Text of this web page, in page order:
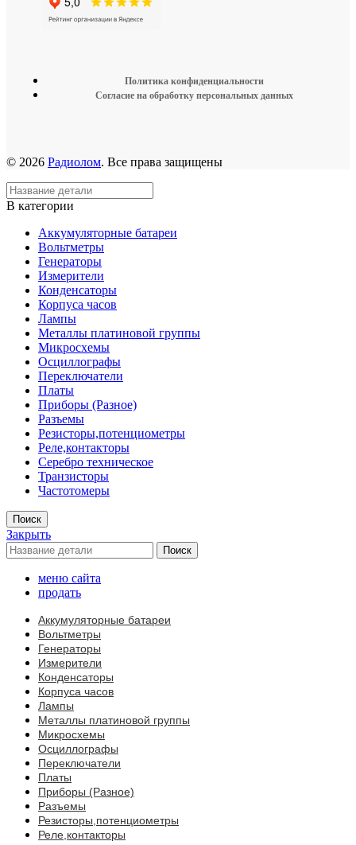
Политика конфиденциальности
Согласие на обработку персональных данных
© 2026 Радиолом. Все права защищены
В категории
Аккумуляторные батареи
Вольтметры
Генераторы
Измерители
Конденсаторы
Корпуса часов
Лампы
Металлы платиновой группы
Микросхемы
Осциллографы
Переключатели
Платы
Приборы (Разное)
Разъемы
Резисторы,потенциометры
Реле,контакторы
Серебро техническое
Транзисторы
Частотомеры
Поиск
Закрыть
Поиск
меню сайта
продать
Аккумуляторные батареи
Вольтметры
Генераторы
Измерители
Конденсаторы
Корпуса часов
Лампы
Металлы платиновой группы
Микросхемы
Осциллографы
Переключатели
Платы
Приборы (Разное)
Разъемы
Резисторы,потенциометры
Реле,контакторы